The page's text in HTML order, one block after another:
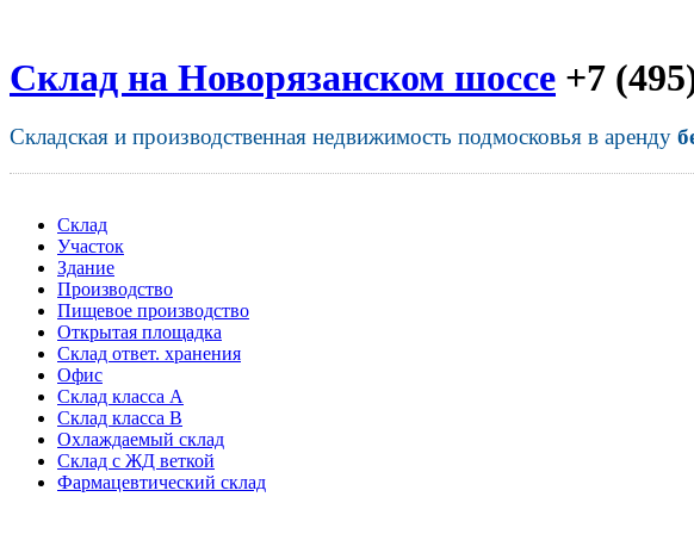
Склад на Новорязанском шоссе +7
Складская и производственная недвижимость подмосковья в аренду
Склад
Участок
Здание
Производство
Пищевое производство
Открытая площадка
Склад ответ. хранения
Офис
Склад класса A
Склад класса B
Охлаждаемый склад
Склад с ЖД веткой
Фармацевтический склад